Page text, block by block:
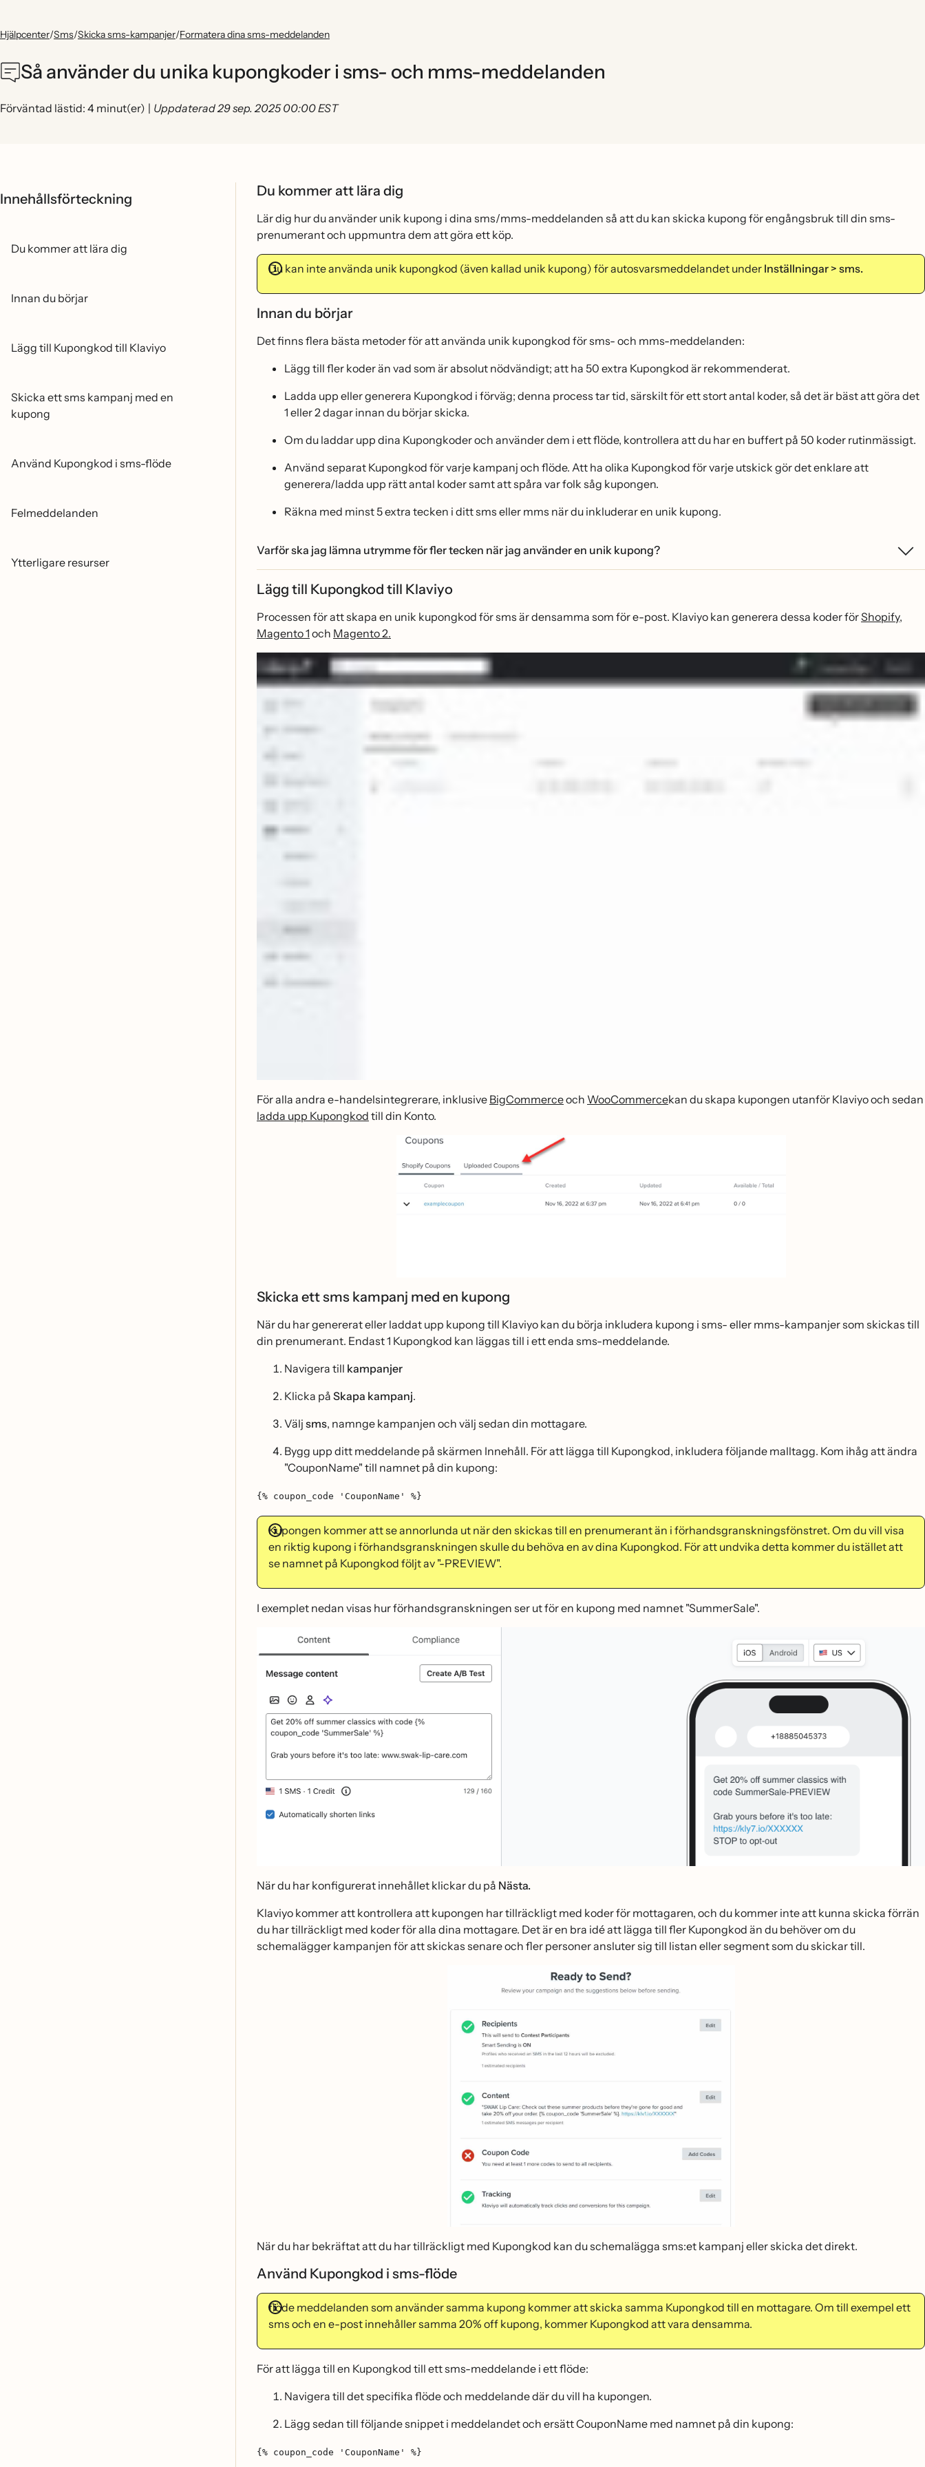
Hjälpcenter/Sms/Skicka sms-kampanjer/Formatera dina sms-meddelanden
Så använder du unika kupongkoder i sms- och mms-meddelanden
Förväntad lästid: 4 minut(er) | Uppdaterad 29 sep. 2025 00:00 EST
Innehållsförteckning
Du kommer att lära dig
Innan du börjar
Lägg till Kupongkod till Klaviyo
Skicka ett sms kampanj med en
kupong
Använd Kupongkod i sms-flöde
Felmeddelanden
Ytterligare resurser
Du kommer att lära dig
Lär dig hur du använder unik kupong i dina sms/mms-meddelanden så att du kan skicka kupong för engångsbruk till din sms-
prenumerant och uppmuntra dem att göra ett köp.
Du kan inte använda unik kupongkod (även kallad unik kupong) för autosvarsmeddelandet under Inställningar > sms.
Innan du börjar
Det finns flera bästa metoder för att använda unik kupongkod för sms- och mms-meddelanden:
Lägg till fler koder än vad som är absolut nödvändigt; att ha 50 extra Kupongkod är rekommenderat.
Ladda upp eller generera Kupongkod i förväg; denna process tar tid, särskilt för ett stort antal koder, så det är bäst att göra det
1 eller 2 dagar innan du börjar skicka.
Om du laddar upp dina Kupongkoder och använder dem i ett flöde, kontrollera att du har en buffert på 50 koder rutinmässigt.
Använd separat Kupongkod för varje kampanj och flöde. Att ha olika Kupongkod för varje utskick gör det enklare att
generera/ladda upp rätt antal koder samt att spåra var folk såg kupongen.
Räkna med minst 5 extra tecken i ditt sms eller mms när du inkluderar en unik kupong.
Varför ska jag lämna utrymme för fler tecken när jag använder en unik kupong?
Lägg till Kupongkod till Klaviyo
Processen för att skapa en unik kupongkod för sms är densamma som för e-post. Klaviyo kan generera dessa koder förShopify,
Magento 1 och Magento 2.
För alla andra e-handelsintegrerare, inklusive BigCommerceoch WooCommercekan du skapa kupongen utanför Klaviyo och sedan
ladda upp Kupongkod till din Konto.
Skicka ett sms kampanj med en kupong
När du har genererat eller laddat upp kupong till Klaviyo kan du börja inkludera kupong i sms- eller mms-kampanjer som skickas till
din prenumerant. Endast 1 Kupongkod kan läggas till i ett enda sms-meddelande.
Navigera till kampanjer
Klicka på Skapa kampanj.
Välj sms, namnge kampanjen och välj sedan din mottagare.
Bygg upp ditt meddelande på skärmen Innehåll. För att lägga till Kupongkod, inkludera följande malltagg. Kom ihåg att ändra
"CouponName" till namnet på din kupong:
{% coupon_code 'CouponName' %}
Kupongen kommer att se annorlunda ut när den skickas till en prenumerant än i förhandsgranskningsfönstret. Om du vill visa
en riktig kupong i förhandsgranskningen skulle du behöva en av dina Kupongkod. För att undvika detta kommer du istället att
se namnet på Kupongkod följt av "-PREVIEW".
I exemplet nedan visas hur förhandsgranskningen ser ut för en kupong med namnet "SummerSale".
När du har konfigurerat innehållet klickar du på Nästa.
Klaviyo kommer att kontrollera att kupongen har tillräckligt med koder för mottagaren, och du kommer inte att kunna skicka förrän
du har tillräckligt med koder för alla dina mottagare. Det är en bra idé att lägga till fler Kupongkod än du behöver om du
schemalägger kampanjen för att skickas senare och fler personer ansluter sig till listan eller segment som du skickar till.
När du har bekräftat att du har tillräckligt med Kupongkod kan du schemalägga sms:et kampanj eller skicka det direkt.
Använd Kupongkod i sms-flöde
flöde meddelanden som använder samma kupong kommer att skicka samma Kupongkod till en mottagare. Om till exempel ett
sms och en e-post innehåller samma 20% off kupong, kommer Kupongkod att vara densamma.
För att lägga till en Kupongkod till ett sms-meddelande i ett flöde:
Navigera till det specifika flöde och meddelande där du vill ha kupongen.
Lägg sedan till följande snippet i meddelandet och ersätt CouponName med namnet på din kupong:
{% coupon_code 'CouponName' %}